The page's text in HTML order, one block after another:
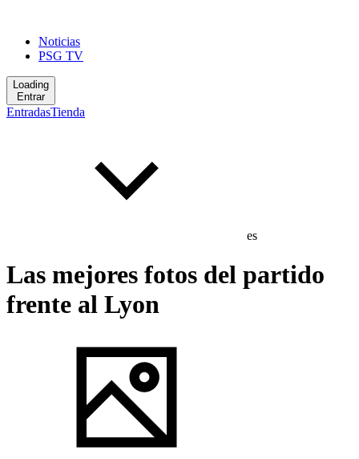
Noticias
PSG TV
Loading
Entrar
EntradasTienda
es
Las mejores fotos del partido
frente al Lyon